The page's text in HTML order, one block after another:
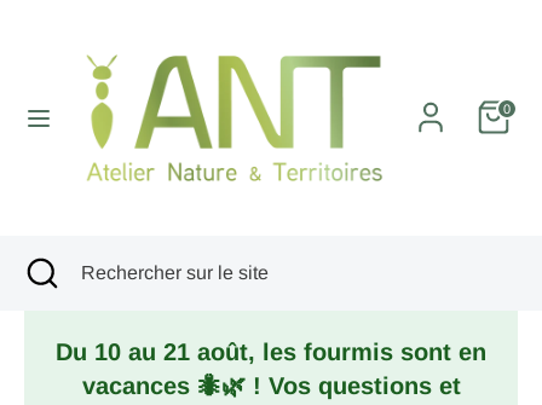
0
RechercheRechercher
sur
le
RechercheRechercher
site
Fermer
la
Du 10 au 21 août, les fourmis sont en
vacances 🐜🌿 ! Vos questions et